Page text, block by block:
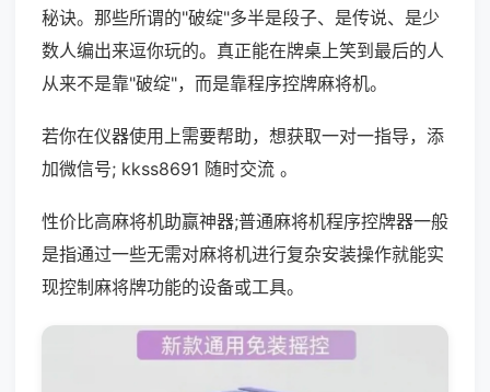
秘诀。那些所谓的"破绽"多半是段子、是传说、是少
数人编出来逗你玩的。真正能在牌桌上笑到最后的人
从来不是靠"破绽"，而是靠程序控牌麻将机。
若你在仪器使用上需要帮助，想获取一对一指导，添
加微信号; kkss8691 随时交流 。
性价比高麻将机助赢神器;普通麻将机程序控牌器一般
是指通过一些无需对麻将机进行复杂安装操作就能实
现控制麻将牌功能的设备或工具。